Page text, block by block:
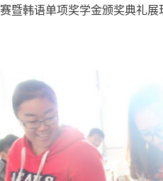
暨韩语单项奖学金颁奖典礼